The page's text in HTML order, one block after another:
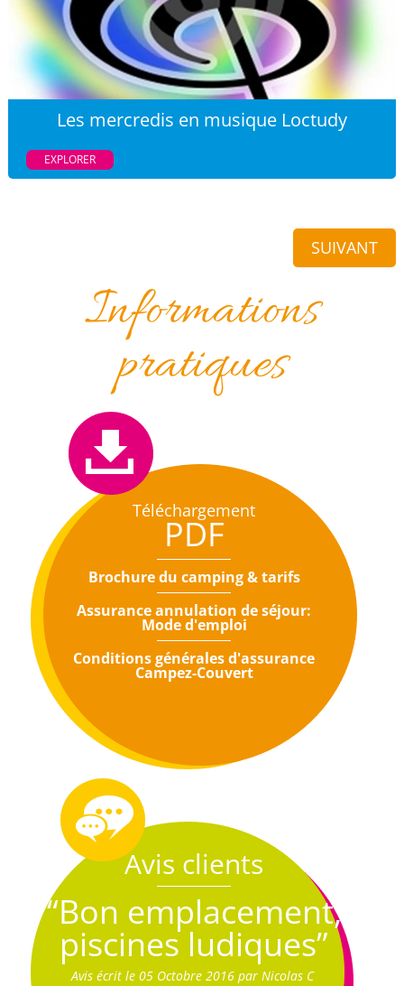
Les mercredis en musique Loctudy
EXPLORER
SUIVANT
Informations
pratiques
Téléchargement
PDF
Brochure du camping & tarifs
Assurance annulation de séjour:
Mode d'emploi
Conditions générales d'assurance
Campez-Couvert
Avis clients
“Bon emplacement,
piscines ludiques”
Avis écrit le 05 Octobre 2016 par Nicolas C